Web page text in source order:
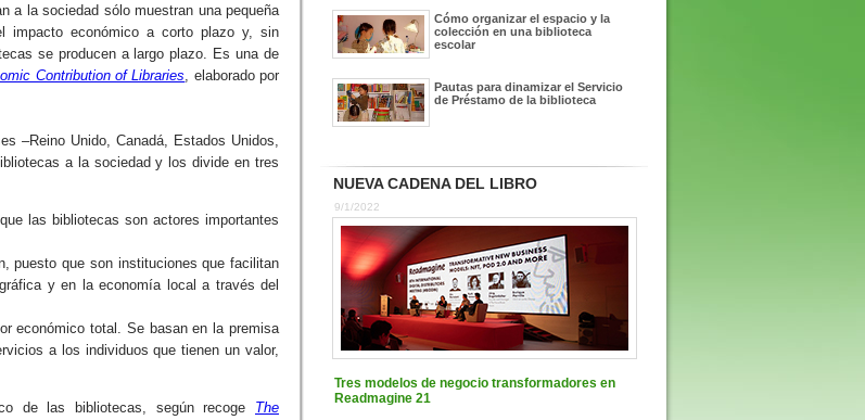
a la sociedad sólo muestran una pequeña
económico a corto plazo y, sin
se producen a largo plazo. Es una de
Contribution of Libraries, elaborado por
–Reino Unido, Canadá, Estados Unidos,
a la sociedad y los divide en tres
las bibliotecas son actores importantes
puesto que son instituciones que facilitan
y en la economía local a través del
económico total. Se basan en la premisa
a los individuos que tienen un valor,
de las bibliotecas, según recoge The
Cómo organizar el espacio y la
colección en una biblioteca
escolar
Pautas para dinamizar el Servicio
de Préstamo de la biblioteca
NUEVA CADENA DEL LIBRO
9/1/2022
Tres modelos de negocio transformadores en
Readmagine 21